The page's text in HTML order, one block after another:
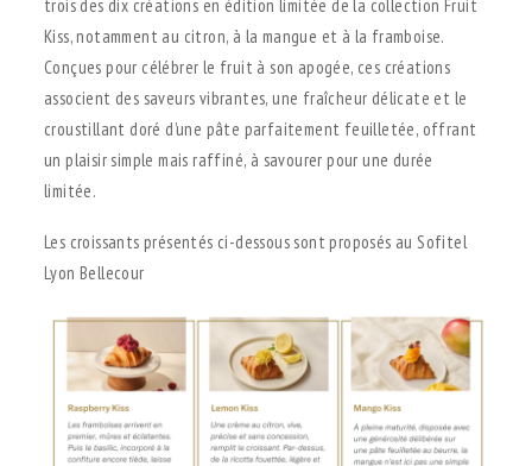
trois des dix créations en édition limitée de la collection Fruit
Kiss, notamment au citron, à la mangue et à la framboise.
Conçues pour célébrer le fruit à son apogée, ces créations
associent des saveurs vibrantes, une fraîcheur délicate et le
croustillant doré d’une pâte parfaitement feuilletée, offrant
un plaisir simple mais raffiné, à savourer pour une durée
limitée.
Les croissants présentés ci-dessous sont proposés au Sofitel
Lyon Bellecour